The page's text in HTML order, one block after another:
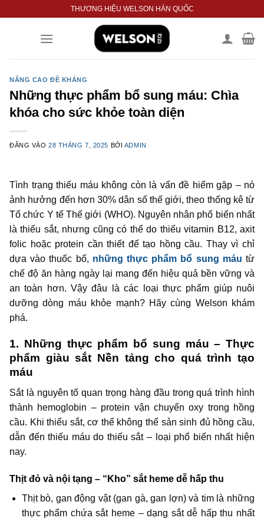
THƯƠNG HIỆU WELSON HÀN QUỐC
NÂNG CAO ĐỀ KHÁNG
Những thực phẩm bổ sung máu: Chìa
khóa cho sức khỏe toàn diện
ĐĂNG VÀO28 THÁNG 7, 2025 BỞI ADMIN
Tình trạng thiếu máu không còn là vấn đề hiếm gặp – nó
ảnh hưởng đến hơn 30% dân số thế giới, theo thống kê từ
Tổ chức Y tế Thế giới (WHO). Nguyên nhân phổ biến nhất
là thiếu sắt, nhưng cũng có thể do thiếu vitamin B12, axit
folic hoặc protein cần thiết để tạo hồng cầu. Thay vì chỉ
dựa vào thuốc bổ, những thực phẩm bổ sung máu từ
chế độ ăn hàng ngày lại mang đến hiệu quả bền vững và
an toàn hơn. Vậy đâu là các loại thực phẩm giúp nuôi
dưỡng dòng máu khỏe mạnh? Hãy cùng Welson khám
phá.
1. Những thực phẩm bổ sung máu – Thực
phẩm giàu sắt Nền tảng cho quá trình tạo
máu
Sắt là nguyên tố quan trọng hàng đầu trong quá trình hình
thành hemoglobin – protein vận chuyển oxy trong hồng
cầu. Khi thiếu sắt, cơ thể không thể sản sinh đủ hồng cầu,
dẫn đến thiếu máu do thiếu sắt – loại phổ biến nhất hiện
nay.
Thịt đỏ và nội tạng – “Kho” sắt heme dễ hấp thu
Thịt bò, gan động vật (gan gà, gan lợn) và tim là những
thực phẩm chứa sắt heme – dạng sắt dễ hấp thu nhất